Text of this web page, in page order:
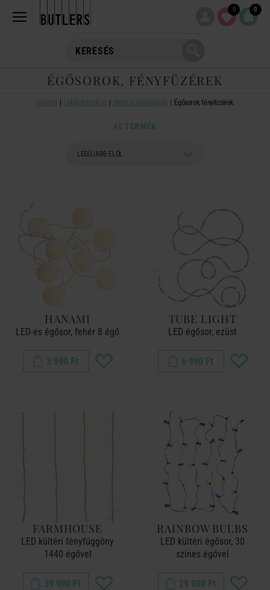
0 0
ÉGŐSOROK, FÉNYFÜZÉREK
Főoldal Lakásdekoráció Dekorációs világítás Égősorok, fényfüzérek
40 TERMÉK
HANAMI
LED-es égősor, fehér 8 égő
3 990 Ft
TUBE LIGHT
LED égősor, ezüst
6 990 Ft
FARMHOUSE
LED kültéri fényfüggöny
1440 égővel
39 900 Ft
RAINBOW BULBS
LED kültéri égősor, 30
színes égővel
29 900 Ft